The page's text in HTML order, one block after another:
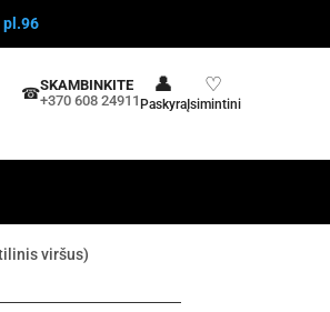
pl.96
☎SKAMBINKITE
+370 608 24911
👤
Paskyra
♡
Įsimintini
viršus)